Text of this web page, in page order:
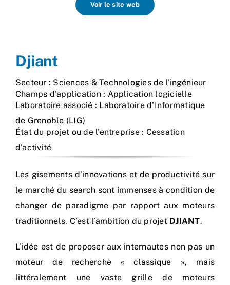
Voir le site web
Djiant
Secteur : Sciences & Technologies de l'ingénieur
Champs d'application : Application logicielle
Laboratoire associé : Laboratoire d'Informatique
de Grenoble (LIG)
État du projet ou de l'entreprise : Cessation
d'activité
Les gisements d’innovations et de productivité sur
le marché du search sont immenses à condition de
changer de paradigme par rapport aux moteurs
traditionnels. C’est l’ambition du projet DJIANT.
L’idée est de proposer aux internautes non pas un
moteur de recherche « classique », mais
littéralement une vaste grille de moteurs